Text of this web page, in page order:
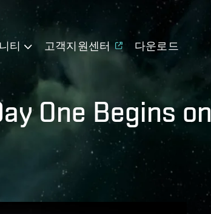
티 고객지원센터 다운로드
One Begins on